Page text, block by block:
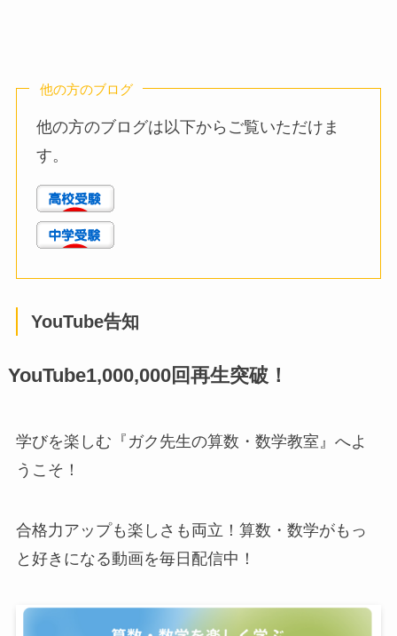
他の方のブログ
他の方のブログは以下からご覧いただけま
す。
YouTube告知
YouTube1,000,000回再生突破！
学びを楽しむ『ガク先生の算数・数学教室』へよ
うこそ！
合格力アップも楽しさも両立！算数・数学がもっ
と好きになる動画を毎日配信中！